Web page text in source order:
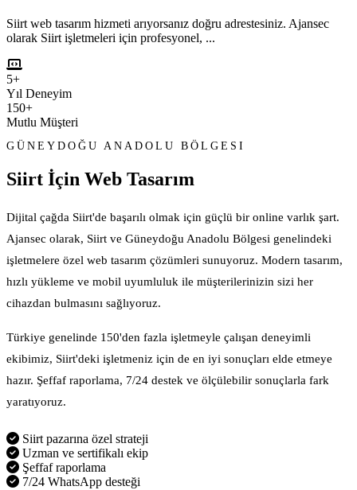
Siirt web tasarım hizmeti arıyorsanız doğru adrestesiniz. Ajansec
olarak Siirt işletmeleri için profesyonel, ...
5+
Yıl Deneyim
150+
Mutlu Müşteri
GÜNEYDOĞU ANADOLU BÖLGESI
Siirt İçin Web Tasarım
Dijital çağda Siirt'de başarılı olmak için güçlü bir online varlık şart.
Ajansec olarak, Siirt ve Güneydoğu Anadolu Bölgesi genelindeki
işletmelere özel web tasarım çözümleri sunuyoruz. Modern tasarım,
hızlı yükleme ve mobil uyumluluk ile müşterilerinizin sizi her
cihazdan bulmasını sağlıyoruz.
Türkiye genelinde 150'den fazla işletmeyle çalışan deneyimli
ekibimiz, Siirt'deki işletmeniz için de en iyi sonuçları elde etmeye
hazır. Şeffaf raporlama, 7/24 destek ve ölçülebilir sonuçlarla fark
yaratıyoruz.
Siirt pazarına özel strateji
Uzman ve sertifikalı ekip
Şeffaf raporlama
7/24 WhatsApp desteği